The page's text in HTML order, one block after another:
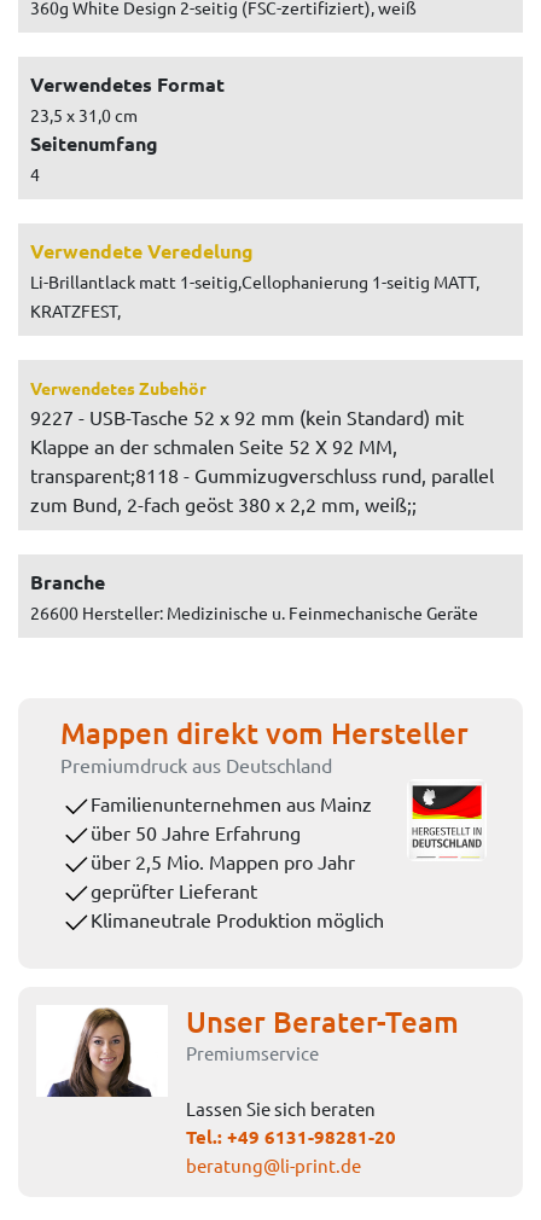
360g White Design 2-seitig (FSC-zertifiziert), weiß
Verwendetes Format
23,5 x 31,0 cm
Seitenumfang
4
Verwendete Veredelung
Li-Brillantlack matt 1-seitig,Cellophanierung 1-seitig MATT,
KRATZFEST,
Verwendetes Zubehör
9227 - USB-Tasche 52 x 92 mm (kein Standard) mit
Klappe an der schmalen Seite 52 X 92 MM,
transparent;8118 - Gummizugverschluss rund, parallel
zum Bund, 2-fach geöst 380 x 2,2 mm, weiß;;
Branche
26600 Hersteller: Medizinische u. Feinmechanische Geräte
Mappen direkt vom Hersteller
Premiumdruck aus Deutschland
Familienunternehmen aus Mainz
über 50 Jahre Erfahrung
über 2,5 Mio. Mappen pro Jahr
geprüfter Lieferant
Klimaneutrale Produktion möglich
Unser Berater-Team
Premiumservice
Lassen Sie sich beraten
Tel.:+49 6131-98281-20
beratung@li-print.de